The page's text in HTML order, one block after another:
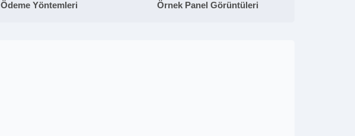
Ödeme Yöntemleri Örnek Panel Görüntüleri